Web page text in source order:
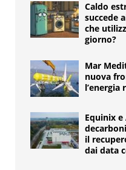
Caldo
succede
che
giorno?
Mar
nuova
l’energia
Equinix e
il
dai data